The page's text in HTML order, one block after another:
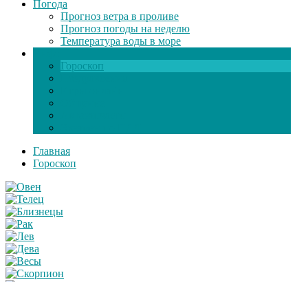
Погода
Прогноз ветра в проливе
Прогноз погоды на неделю
Температура воды в море
Гороскоп
Главная
Гороскоп